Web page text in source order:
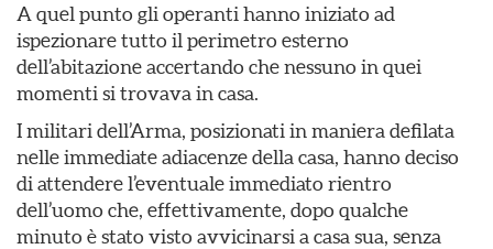
A quel punto gli operanti hanno iniziato ad
ispezionare tutto il perimetro esterno
dell’abitazione accertando che nessuno in quei
momenti si trovava in casa.
I militari dell’Arma, posizionati in maniera defilata
nelle immediate adiacenze della casa, hanno deciso
di attendere l’eventuale immediato rientro
dell’uomo che, effettivamente, dopo qualche
minuto è stato visto avvicinarsi a casa sua, senza